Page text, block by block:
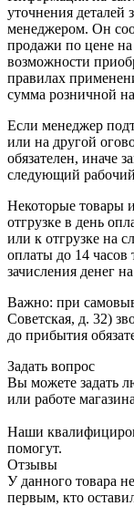
уточнения деталей
менеджером. Он
продажи по цене на
возможности
правилах
сумма розничной
Если менеджер
или на другой
обязателен, иначе
следующий
Некоторые товары
отгрузке в день
или к отгрузке на
оплаты до 14 часов
зачисления денег
Важно: при
Советская, д. 32)
до прибытия
Задать вопрос
Вы можете задать
или работе
Наши
помогут.
Отзывы
У данного товара
первым, кто